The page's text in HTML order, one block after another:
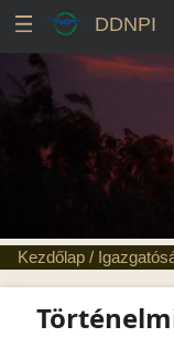
DDNPI
Kezdőlap /